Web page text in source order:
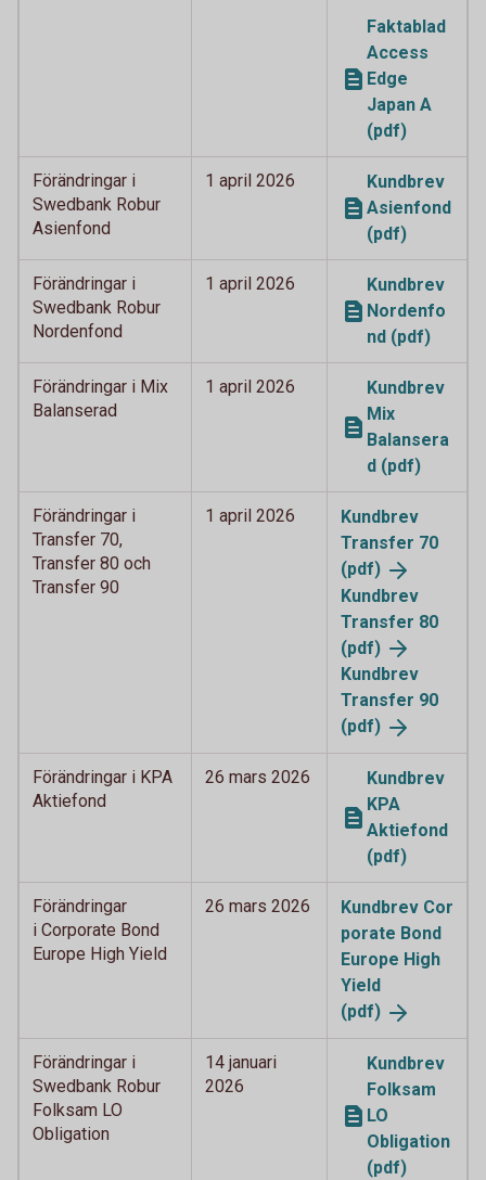
Faktablad
Access
Edge
Japan A
(pdf)
Förändringar i
Swedbank Robur
Asienfond
1 april 2026
Kundbrev
Asienfond
(pdf)
Förändringar i
Swedbank Robur
Nordenfond
1 april 2026
Kundbrev
Nordenfo
nd (pdf)
Förändringar i Mix
Balanserad
1 april 2026
Kundbrev
Mix
Balansera
d (pdf)
Förändringar i
Transfer 70,
Transfer 80 och
Transfer 90
1 april 2026
Kundbrev
Transfer 70
(pdf)
Kundbrev
Transfer 80
(pdf)
Kundbrev
Transfer 90
(pdf)
Förändringar i KPA
Aktiefond
26 mars 2026
Kundbrev
KPA
Aktiefond
(pdf)
Förändringar
i Corporate Bond
Europe High Yield
26 mars 2026
Kundbrev Cor
porate Bond
Europe High
Yield
(pdf)
Förändringar i
Swedbank Robur
Folksam LO
Obligation
14 januari
2026
Kundbrev
Folksam
LO
Obligation
(pdf)